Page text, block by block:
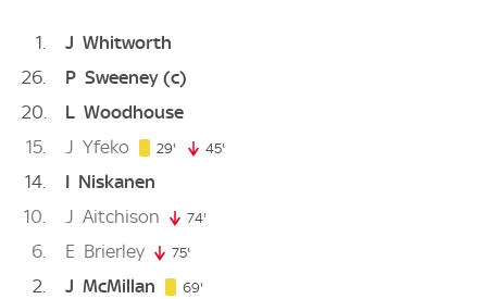
1 J Whitworth
26
P Sweeney (c)
20
L Woodhouse
15
J Yfeko 29' 29. minute
45'
14 I Niskanen
10
J Aitchison 74'
6 E Brierley 75'
2 J McMillan 69'